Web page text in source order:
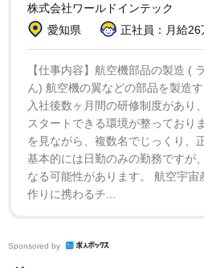
株式会社ワールドインテック
愛知県
正社員：月給26
【仕事内容】航空機部品の製造 (
ん) 航空機の翼などの部品を製造
入社後数ヶ月間の研修制度があり
スタートできる環境が整っており
を見ながら、複数名でじっくり、
基本的には日勤のみの勤務ですが
なる可能性があります。 航空宇宙
作りに携わるチ...
Sponsored by